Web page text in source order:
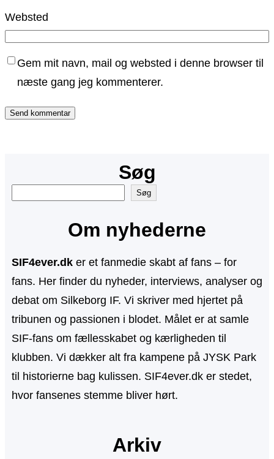
Websted
Gem mit navn, mail og websted i denne browser til
næste gang jeg kommenterer.
Søg
Søg
Om nyhederne
SIF4ever.dker et fanmedie skabt af fans – for
fans. Her finder du nyheder, interviews, analyser og
debat om Silkeborg IF. Vi skriver med hjertet på
tribunen og passionen i blodet. Målet er at samle
SIF-fans om fællesskabet og kærligheden til
klubben. Vi dækker alt fra kampene på JYSK Park
til historierne bag kulissen. SIF4ever.dk er stedet,
hvor fansenes stemme bliver hørt.
Arkiv